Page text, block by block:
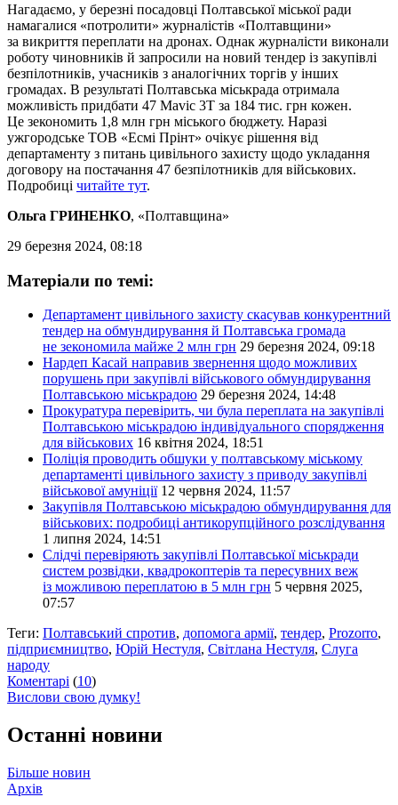
Нагадаємо, у березні посадовці Полтавської міської ради
намагалися «потролити» журналістів «Полтавщини»
за викриття переплати на дронах. Однак журналісти виконали
роботу чиновників й запросили на новий тендер із закупівлі
безпілотників, учасників з аналогічних торгів у інших
громадах. В результаті Полтавська міськрада отримала
можливість придбати 47 Mavic 3T за 184 тис. грн кожен.
Це зекономить 1,8 млн грн міського бюджету. Наразі
ужгородське ТОВ «Есмі Прінт» очікує рішення від
департаменту з питань цивільного захисту щодо укладання
договору на постачання 47 безпілотників для військових.
Подробиці читайте тут.
Ольга ГРИНЕНКО, «Полтавщина»
29 березня 2024, 08:18
Матеріали по темі:
Департамент цивільного захисту скасував конкурентний
тендер на обмундирування й Полтавська громада
не зекономила майже 2 млн грн 29 березня 2024, 09:18
Нардеп Касай направив звернення щодо можливих
порушень при закупівлі військового обмундирування
Полтавською міськрадою 29 березня 2024, 14:48
Прокуратура перевірить, чи була переплата на закупівлі
Полтавською міськрадою індивідуального спорядження
для військових 16 квітня 2024, 18:51
Поліція проводить обшуки у полтавському міському
департаменті цивільного захисту з приводу закупівлі
військової амуніції 12 червня 2024, 11:57
Закупівля Полтавською міськрадою обмундирування для
військових: подробиці антикорупційного розслідування
1 липня 2024, 14:51
Слідчі перевіряють закупівлі Полтавської міськради
систем розвідки, квадрокоптерів та пересувних веж
із можливою переплатою в 5 млн грн 5 червня 2025,
07:57
Теги: Полтавський спротив, допомога армії, тендер, Prozorro,
підприємництво, Юрій Нестуля, Світлана Нестуля, Слуга
народу
Коментарі (10)
Вислови свою думку!
Останні новини
Більше новин
Архів